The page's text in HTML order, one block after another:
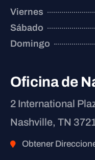
Viernes
Sábado
Domingo
Oficina de
2 International
Nashville, TN
Obtener